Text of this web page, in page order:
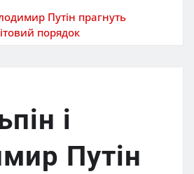
Путін прагнуть
порядок
і
Путін